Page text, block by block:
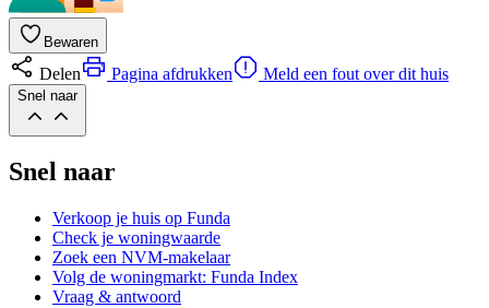
Bewaren
Delen Pagina afdrukken Meld een fout over dit huis
Snel naar
Snel naar
Verkoop je huis op Funda
Check je woningwaarde
Zoek een NVM-makelaar
Volg de woningmarkt: Funda Index
Vraag & antwoord